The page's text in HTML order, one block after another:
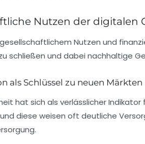
Nutzen der digitalen
gesellschaftlichem Nutzen und
schließen und dabei nachhaltige
als Schlüssel zu neuen Märkten
hat sich als verlässlicher
diese weisen oft deutliche